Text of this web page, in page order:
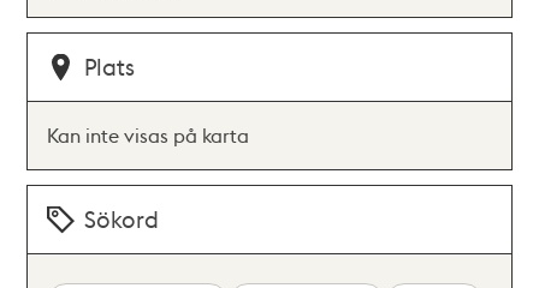
Plats
Kan inte visas på karta
Sökord